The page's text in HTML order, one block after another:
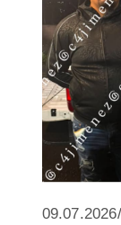
09.07.2026/